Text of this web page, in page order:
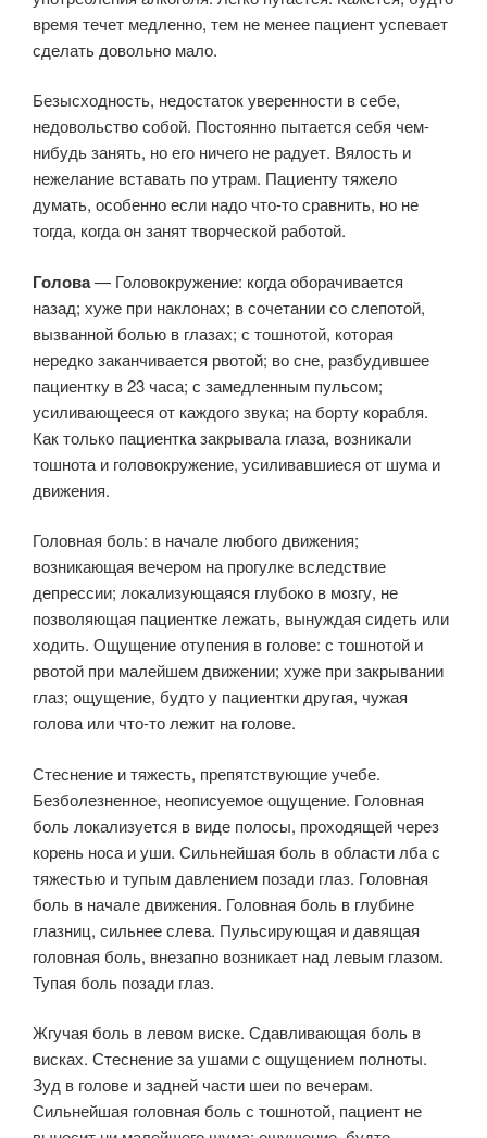
время течет медленно, тем не менее пациент успевает
сделать довольно мало.
Безысходность, недостаток уверенности в себе,
недовольство собой. Постоянно пытается себя чем-
нибудь занять, но его ничего не радует. Вялость и
нежелание вставать по утрам. Пациенту тяжело
думать, особенно если надо что-то сравнить, но не
тогда, когда он занят творческой работой.
Голова— Головокружение: когда оборачивается
назад; хуже при наклонах; в сочетании со слепотой,
вызванной болью в глазах; с тошнотой, которая
нередко заканчивается рвотой; во сне, разбудившее
пациентку в 23 часа; с замедленным пульсом;
усиливающееся от каждого звука; на борту корабля.
Как только пациентка закрывала глаза, возникали
тошнота и головокружение, усиливавшиеся от шума и
движения.
Головная боль: в начале любого движения;
возникающая вечером на прогулке вследствие
депрессии; локализующаяся глубоко в мозгу, не
позволяющая пациентке лежать, вынуждая сидеть или
ходить. Ощущение отупения в голове: с тошнотой и
рвотой при малейшем движении; хуже при закрывании
глаз; ощущение, будто у пациентки другая, чужая
голова или что-то лежит на голове.
Стеснение и тяжесть, препятствующие учебе.
Безболезненное, неописуемое ощущение. Головная
боль локализуется в виде полосы, проходящей через
корень носа и уши. Сильнейшая боль в области лба с
тяжестью и тупым давлением позади глаз. Головная
боль в начале движения. Головная боль в глубине
глазниц, сильнее слева. Пульсирующая и давящая
головная боль, внезапно возникает над левым глазом.
Тупая боль позади глаз.
Жгучая боль в левом виске. Сдавливающая боль в
висках. Стеснение за ушами с ощущением полноты.
Зуд в голове и задней части шеи по вечерам.
Сильнейшая головная боль с тошнотой, пациент не